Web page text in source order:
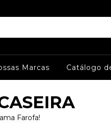
Marcas Catálogo
Farofa!